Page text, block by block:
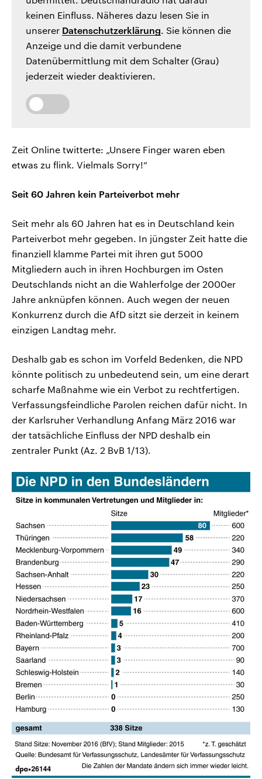
keinen Einfluss. Näheres dazu lesen Sie in
unserer Datenschutzerklärung. Sie können die
Anzeige und die damit verbundene
Datenübermittlung mit dem Schalter (Grau)
jederzeit wieder deaktivieren.
Zeit Online twitterte: „Unsere Finger waren eben
etwas zu flink. Vielmals Sorry!“
Seit 60 Jahren kein Parteiverbot mehr
Seit mehr als 60 Jahren hat es in Deutschland kein
Parteiverbot mehr gegeben. In jüngster Zeit hatte die
finanziell klamme Partei mit ihren gut 5000
Mitgliedern auch in ihren Hochburgen im Osten
Deutschlands nicht an die Wahlerfolge der 2000er
Jahre anknüpfen können. Auch wegen der neuen
Konkurrenz durch die AfD sitzt sie derzeit in keinem
einzigen Landtag mehr.
Deshalb gab es schon im Vorfeld Bedenken, die NPD
könnte politisch zu unbedeutend sein, um eine derart
scharfe Maßnahme wie ein Verbot zu rechtfertigen.
Verfassungsfeindliche Parolen reichen dafür nicht. In
der Karlsruher Verhandlung Anfang März 2016 war
der tatsächliche Einfluss der NPD deshalb ein
zentraler Punkt (Az. 2 BvB 1/13).